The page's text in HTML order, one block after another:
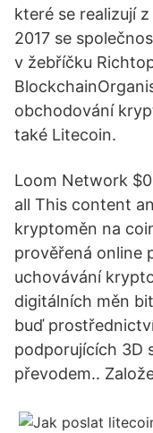
které se realizují
2017 se
v žebříčku
obchodování
také Litecoin.
Loom Network
all This content
kryptoměn na
prověřená online
uchovávání
digitálních měn
buď
podporujících 3D
převodem..